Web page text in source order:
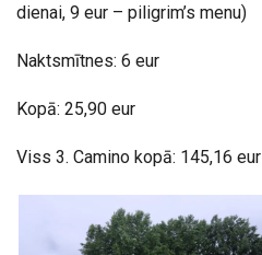
dienai, 9 eur – piligrim’s menu)
Naktsmītnes: 6 eur
Kopā: 25,90 eur
Viss 3. Camino kopā: 145,16 eur